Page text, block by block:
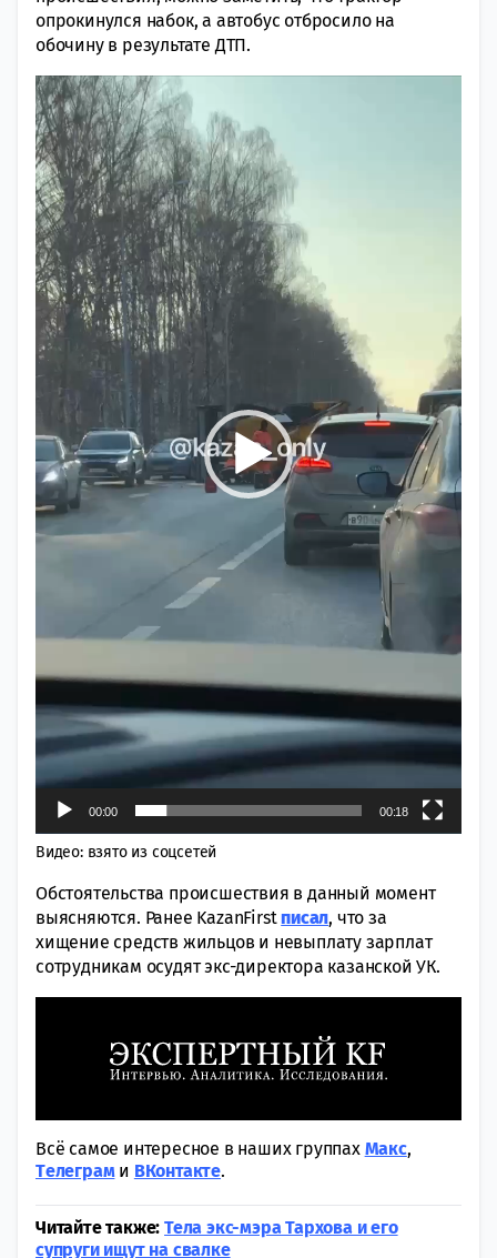
опрокинулся набок, а автобус отбросило на
обочину в результате ДТП.
Видеоплеер
00:00 00:18
Видео: взято из соцсетей
Обстоятельства происшествия в данный момент
выясняются. Ранее KazanFirstписал, что за
хищение средств жильцов и невыплату зарплат
сотрудникам осудят экс-директора казанской УК.
Всё самое интересное в наших группах Макс,
Tелеграми ВКонтакте.
Читайте также: Тела экс-мэра Тархова и его
супруги ищут на свалке